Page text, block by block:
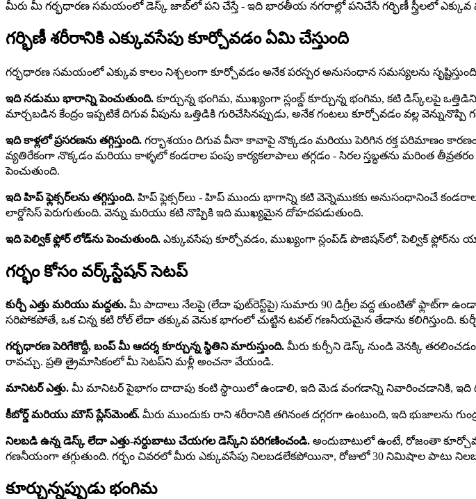
మీరు మీ గర్భధారణ సమయంలో డెస్క్ జాబ్‌లో పని చేస్తే - ఇది భారతీయ నగరాల్లో పనిచేసే గర్భిణీ స్త్రీలలో ఎక్కువ
గర్భిణీ శరీరానికి ఎక్కువసేపు కూర్చోవడం ఏమి చేస్తుంది
గర్భధారణ సమయంలో ఎక్కువ కాలం నిశ్చలంగా కూర్చోవడం అనేక పరస్పర అనుసంధాన సమస్యలను
ఇది నడుము భారాన్ని పెంచుతుంది. కూర్చున్న భంగిమ, ముఖ్యంగా స్లంబ్డ్ కూర్చున్న భంగిమ, కటి డిస్క్‌లపై
మార్చబడిన కేంద్రం ఇప్పటికే దిగువ వీపును ఒత్తిడికి గురిచేసినప్పుడు, అనేక గంటలు కూర్చోవడం వల్ల
ఇది కాళ్లలో ప్రసరణను తగ్గిస్తుంది. గర్భాశయం దిగువ వీనా కావాపై నొక్కడం మరియు పెరిగిన రక్త పరిమాణం కారణంగా
వ్యతిరేకంగా నొక్కడం మరియు కాళ్ళలో కండరాల పంపు కార్యకలాపాలు తగ్గడం - సిరల స్తబ్ధతను మరింత
పెంచుతుంది.
ఇది హిప్ ఫ్లెక్సర్‌లను తగ్గిస్తుంది. హిప్ ఫ్లెక్సర్‌లు - హిప్ ముందు భాగాన్ని కటి వెన్నెముకకు అనుసంధానించే
లార్డోసిస్ పెరుగుతుంది. వెన్ను మరియు కటి నొప్పికి ఇది ముఖ్యమైన దోహదపడుతుంది.
ఇది పెల్విక్ ఫ్లోర్ లోడ్‌ను పెంచుతుంది. ఎక్కువసేపు కూర్చోవడం, ముఖ్యంగా స్లంప్‌డ్ పొజిషన్‌లో, పెల్విక్ ఫ్లోర్‌ను
గర్భం కోసం వర్క్‌స్టేషన్ సెటప్
కుర్చీ ఎత్తు మరియు మద్దతు. మీ పాదాలు నేలపై (లేదా ఫుట్‌రెస్ట్‌పై) సుమారు 90 డిగ్రీల వద్ద తుంటితో ఫ్లాట్‌గా
సరిపోకపోతే, ఒక చిన్న కటి రోల్ లేదా తక్కువ వెనుక భాగంలో చుట్టిన టవల్ గణనీయమైన తేడాను కలిగిస్తుంది.
గర్భధారణ పెరిగేకొద్దీ, బంప్ మీ ఆదర్శ కూర్చున్న స్థితిని మారుస్తుంది. మీరు కుర్చీని డెస్క్ నుండి వెనక్కి
రావచ్చు. ప్రతి త్రైమాసికంలో మీ సెటప్‌ని మళ్లీ అంచనా వేయండి.
మానిటర్ ఎత్తు. మీ మానిటర్ పైభాగం దాదాపు కంటి స్థాయిలో ఉండాలి, ఇది మెడ వంగడాన్ని నివారించడానికి, ఇది
కీబోర్డ్ మరియు మౌస్ ప్లేస్‌మెంట్. మీరు ముందుకు రాని శరీరానికి తగినంత దగ్గరగా ఉంటుంది, ఇది భుజాలను
నిలబడి ఉన్న డెస్క్ లేదా ఎత్తు-సర్దుబాటు చేయగల డెస్క్‌ని పరిగణించండి. అందుబాటులో ఉంటే, రోజంతా
గణనీయంగా తగ్గుతుంది. గర్భం చివరలో మీరు ఎక్కువసేపు నిలబడలేకపోయినా, రోజులో 30 నిమిషాల పాటు
కూర్చున్నప్పుడు భంగిమ